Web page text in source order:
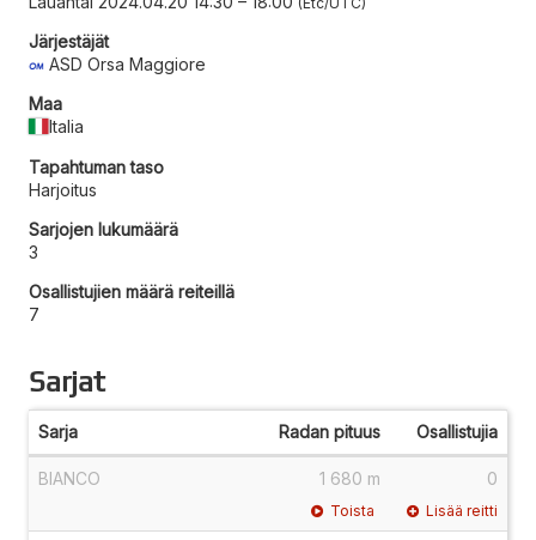
Järjestäjät
ASD Orsa Maggiore
Maa
Italia
Tapahtuman taso
Harjoitus
Sarjojen lukumäärä
3
Osallistujien määrä reiteillä
7
Sarjat
Sarja Radan pituus Osallistujia
BIANCO 1 680 m 0
Toista Lisää reitti